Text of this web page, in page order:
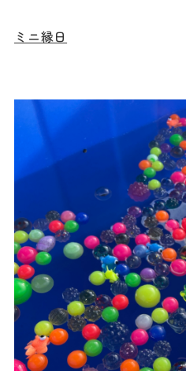
ミニ縁日